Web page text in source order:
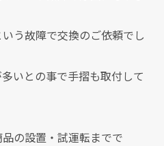
う故障で交換のご依頼でし
いとの事で手摺も取付して
の設置・試運転までで